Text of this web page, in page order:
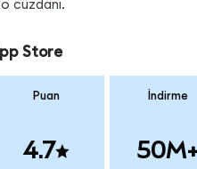
cüzdanı.
Store
Puan
4.7
İndirme